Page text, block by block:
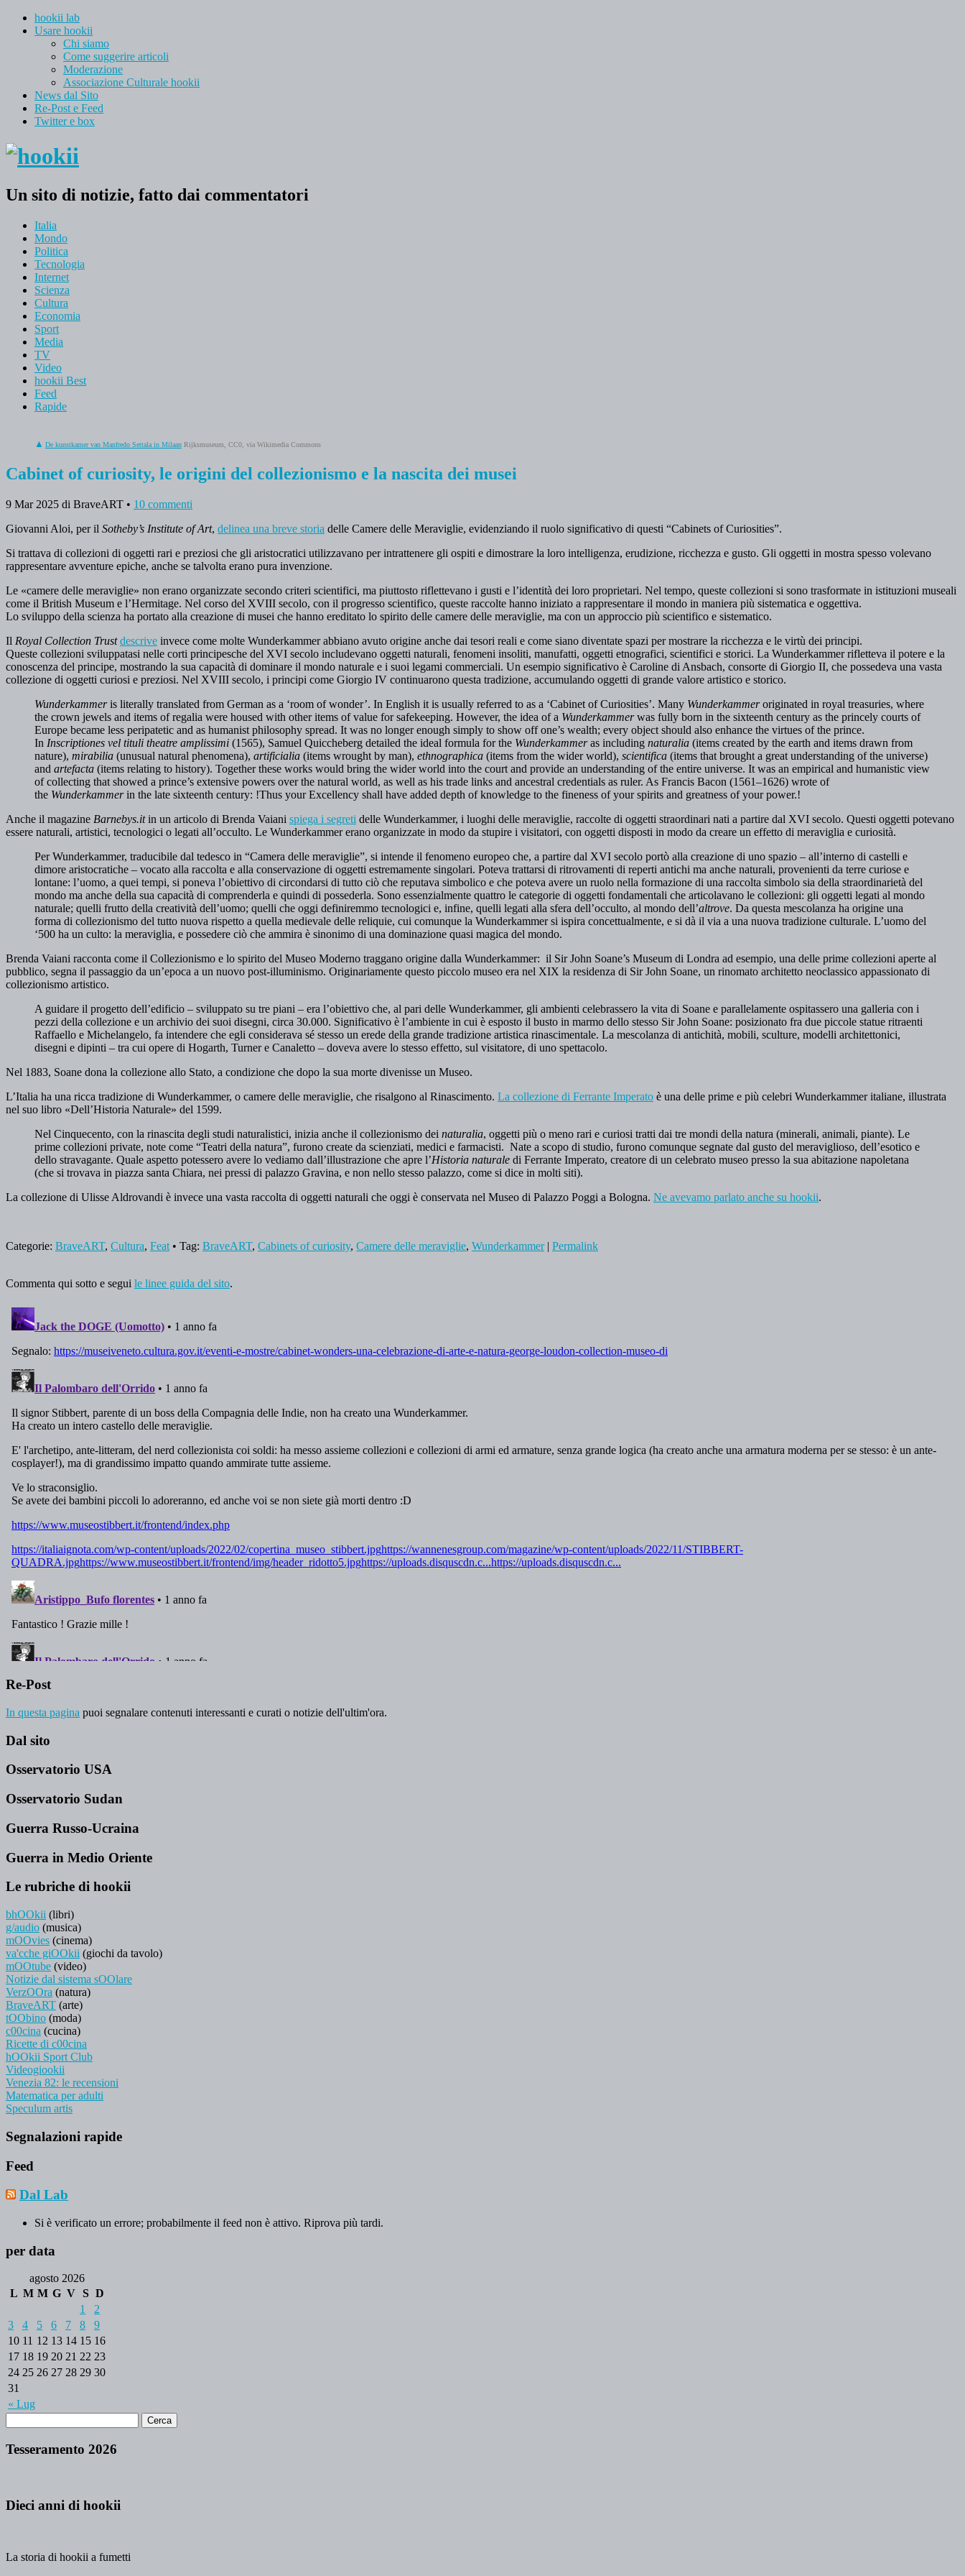
hookii lab
Usare hookii
Chi siamo
Come suggerire articoli
Moderazione
Associazione Culturale hookii
News dal Sito
Re-Post e Feed
Twitter e box
Un sito di notizie, fatto dai commentatori
Italia
Mondo
Politica
Tecnologia
Internet
Scienza
Cultura
Economia
Sport
Media
TV
Video
hookii Best
Feed
Rapide
De kunstkamer van Manfredo Settala in Milaan Rijksmuseum, CC0, via Wikimedia Commons
Cabinet of curiosity, le origini del collezionismo e la nascita dei musei
9 Mar 2025 di BraveART • 10 commenti
Giovanni Aloi, per il Sotheby’s Institute of Art, delinea una breve storia delle Camere delle Meraviglie, evidenziando il ruolo significativo di questi “Cabinets of Curiosities”.
Si trattava di collezioni di oggetti rari e preziosi che gli aristocratici utilizzavano per intrattenere gli ospiti e dimostrare la loro intelligenza, erudizione, ricchezza e gusto. Gli oggetti in mostra spesso volevano
rappresentare avventure epiche, anche se talvolta erano pura invenzione.
Le «camere delle meraviglie» non erano organizzate secondo criteri scientifici, ma piuttosto riflettevano i gusti e l’identità dei loro proprietari. Nel tempo, queste collezioni si sono trasformate in istituzioni museali
come il British Museum e l’Hermitage. Nel corso del XVIII secolo, con il progresso scientifico, queste raccolte hanno iniziato a rappresentare il mondo in maniera più sistematica e oggettiva.
Lo sviluppo della scienza ha portato alla creazione di musei che hanno ereditato lo spirito delle camere delle meraviglie, ma con un approccio più scientifico e sistematico.
Il Royal Collection Trustdescrive invece come molte Wunderkammer abbiano avuto origine anche dai tesori reali e come siano diventate spazi per mostrare la ricchezza e le virtù dei principi.
Queste collezioni sviluppatasi nelle corti principesche del XVI secolo includevano oggetti naturali, fenomeni insoliti, manufatti, oggetti etnografici, scientifici e storici. La Wunderkammer rifletteva il potere e la
conoscenza del principe, mostrando la sua capacità di dominare il mondo naturale e i suoi legami commerciali. Un esempio significativo è Caroline di Ansbach, consorte di Giorgio II, che possedeva una vasta
collezione di oggetti curiosi e preziosi. Nel XVIII secolo, i principi come Giorgio IV continuarono questa tradizione, accumulando oggetti di grande valore artistico e storico.
Wunderkammeris literally translated from German as a ‘room of wonder’. In English it is usually referred to as a ‘Cabinet of Curiosities’. Many Wunderkammeroriginated in royal treasuries, where
the crown jewels and items of regalia were housed with other items of value for safekeeping. However, the idea of a Wunderkammerwas fully born in the sixteenth century as the princely courts of
Europe became less peripatetic and as humanist philosophy spread. It was no longer enough simply to show off one’s wealth; every object should also enhance the virtues of the prince.
In Inscriptiones vel tituli theatre amplissimi (1565), Samuel Quiccheberg detailed the ideal formula for the Wunderkammeras including naturalia (items created by the earth and items drawn from
nature), mirabilia (unusual natural phenomena), artificialia (items wrought by man), ethnographica (items from the wider world), scientifica (items that brought a great understanding of the universe)
and artefacta (items relating to history). Together these works would bring the wider world into the court and provide an understanding of the entire universe. It was an empirical and humanistic view
of collecting that showed a prince’s extensive powers over the natural world, as well as his trade links and ancestral credentials as ruler. As Francis Bacon (1561–1626) wrote of
the Wunderkammerin the late sixteenth century: !Thus your Excellency shall have added depth of knowledge to the fineness of your spirits and greatness of your power.!
Anche il magazine Barnebys.itin un articolo di Brenda Vaiani spiega i segreti delle Wunderkammer, i luoghi delle meraviglie, raccolte di oggetti straordinari nati a partire dal XVI secolo. Questi oggetti potevano
essere naturali, artistici, tecnologici o legati all’occulto. Le Wunderkammer erano organizzate in modo da stupire i visitatori, con oggetti disposti in modo da creare un effetto di meraviglia e curiosità.
Per Wunderkammer, traducibile dal tedesco in “Camera delle meraviglie”, si intende il fenomeno europeo che, a partire dal XVI secolo portò alla creazione di uno spazio – all’interno di castelli e
dimore aristocratiche – vocato alla raccolta e alla conservazione di oggetti estremamente singolari. Poteva trattarsi di ritrovamenti di reperti antichi ma anche naturali, provenienti da terre curiose e
lontane: l’uomo, a quei tempi, si poneva l’obiettivo di circondarsi di tutto ciò che reputava simbolico e che poteva avere un ruolo nella formazione di una raccolta simbolo sia della straordinarietà del
mondo ma anche della sua capacità di comprenderla e quindi di possederla. Sono essenzialmente quattro le categorie di oggetti fondamentali che articolavano le collezioni: gli oggetti legati al mondo
naturale; quelli frutto della creatività dell’uomo; quelli che oggi definiremmo tecnologici e, infine, quelli legati alla sfera dell’occulto, al mondo dell’altrove. Da questa mescolanza ha origine una
forma di collezionismo del tutto nuova rispetto a quella medievale delle reliquie, cui comunque la Wunderkammer si ispira concettualmente, e si dà il via a una nuova tradizione culturale. L’uomo del
‘500 ha un culto: la meraviglia, e possedere ciò che ammira è sinonimo di una dominazione quasi magica del mondo.
Brenda Vaiani racconta come il Collezionismo e lo spirito del Museo Moderno traggano origine dalla Wunderkammer: il Sir John Soane’s Museum di Londra ad esempio, una delle prime collezioni aperte al
pubblico, segna il passaggio da un’epoca a un nuovo post-illuminismo. Originariamente questo piccolo museo era nel XIX la residenza di Sir John Soane, un rinomato architetto neoclassico appassionato di
collezionismo artistico.
A guidare il progetto dell’edificio – sviluppato su tre piani – era l’obiettivo che, al pari delle Wunderkammer, gli ambienti celebrassero la vita di Soane e parallelamente ospitassero una galleria con i
pezzi della collezione e un archivio dei suoi disegni, circa 30.000. Significativo è l’ambiente in cui è esposto il busto in marmo dello stesso Sir John Soane: posizionato fra due piccole statue ritraenti
Raffaello e Michelangelo, fa intendere che egli considerava sé stesso un erede della grande tradizione artistica rinascimentale. La mescolanza di antichità, mobili, sculture, modelli architettonici,
disegni e dipinti – tra cui opere di Hogarth, Turner e Canaletto – doveva avere lo stesso effetto, sul visitatore, di uno spettacolo.
Nel 1883, Soane dona la collezione allo Stato, a condizione che dopo la sua morte divenisse un Museo.
L’Italia ha una ricca tradizione di Wunderkammer, o camere delle meraviglie, che risalgono al Rinascimento. La collezione di Ferrante Imperato è una delle prime e più celebri Wunderkammer italiane, illustrata
nel suo libro «Dell’Historia Naturale» del 1599.
Nel Cinquecento, con la rinascita degli studi naturalistici, inizia anche il collezionismo dei naturalia, oggetti più o meno rari e curiosi tratti dai tre mondi della natura (minerali, animali, piante). Le
prime collezioni private, note come “Teatri della natura”, furono create da scienziati, medici e farmacisti. Nate a scopo di studio, furono comunque segnate dal gusto del meraviglioso, dell’esotico e
dello stravagante. Quale aspetto potessero avere lo vediamo dall’illustrazione che apre l’Historia naturale di Ferrante Imperato, creatore di un celebrato museo presso la sua abitazione napoletana
(che si trovava in piazza santa Chiara, nei pressi di palazzo Gravina, e non nello stesso palazzo, come si dice in molti siti).
La collezione di Ulisse Aldrovandi è invece una vasta raccolta di oggetti naturali che oggi è conservata nel Museo di Palazzo Poggi a Bologna. Ne avevamo parlato anche su hookii.
Categorie: BraveART, Cultura, Feat • Tag: BraveART, Cabinets of curiosity, Camere delle meraviglie, Wunderkammer| Permalink
Commenta qui sotto e segui le linee guida del sito.
Re-Post
In questa pagina puoi segnalare contenuti interessanti e curati o notizie dell'ultim'ora.
Dal sito
Osservatorio USA
Osservatorio Sudan
Guerra Russo-Ucraina
Guerra in Medio Oriente
Le rubriche di hookii
bhOOkii (libri)
g/audio (musica)
mOOvies (cinema)
va'cche giOOkii (giochi da tavolo)
mOOtube (video)
Notizie dal sistema sOOlare
VerzOOra (natura)
BraveART (arte)
tOObino (moda)
c00cina (cucina)
Ricette di c00cina
hOOkii Sport Club
Videogiookii
Venezia 82: le recensioni
Matematica per adulti
Speculum artis
Segnalazioni rapide
Feed
Dal Lab
Si è verificato un errore; probabilmente il feed non è attivo. Riprova più tardi.
per data
agosto 2026
L M M G V S D
« Lug
1
2
3
4 5 6 7 8
9
10 11 12 13 14 15 16
17 18 19 20 21 22 23
24 25 26 27 28 29 30
31
Tesseramento 2026
Dieci anni di hookii
La storia di hookii a fumetti